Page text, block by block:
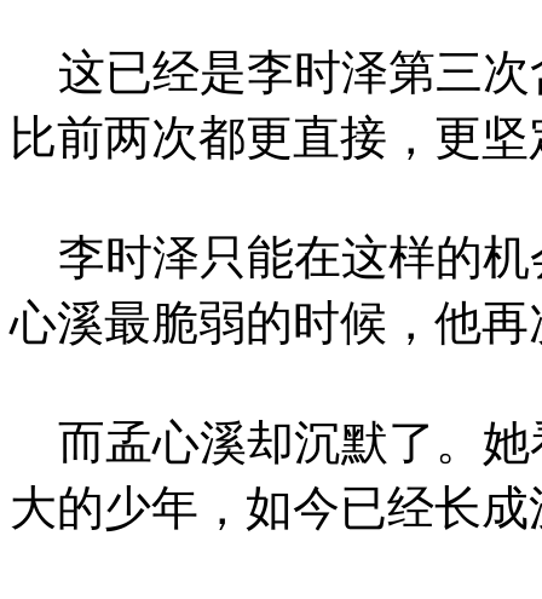
这已经是李时泽第三
比前两次都更直接，更坚
李时泽只能在这样的机
心溪最脆弱的时候，他
而孟心溪却沉默了。她
大的少年，如今已经长